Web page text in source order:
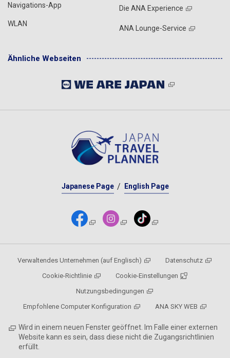
Navigations-App
WLAN
Die ANA Experience
ANA Lounge-Service
Ähnliche Webseiten
Japanese Page English Page
Verwaltendes Unternehmen (auf Englisch)
Datenschutz
Cookie-Richtlinie
Cookie-Einstellungen
Nutzungsbedingungen
Empfohlene Computer Konfiguration
ANA SKY WEB
Wird in einem neuen Fenster geöffnet. Im Falle einer externen
Website kann es sein, dass diese nicht die Zugangsrichtlinien
erfüllt.